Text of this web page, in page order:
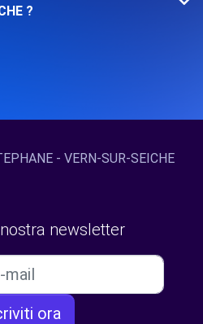
?
- VERN-SUR-SEICHE
newsletter
ora